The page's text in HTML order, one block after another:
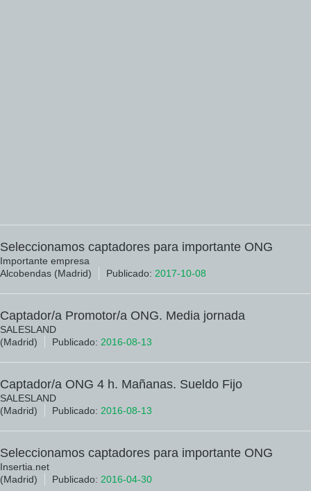
Seleccionamos captadores para importante ONG
Importante empresa
Alcobendas (Madrid)
Publicado: 2017-10-08
Captador/a Promotor/a ONG. Media jornada
SALESLAND
(Madrid)
Publicado: 2016-08-13
Captador/a ONG 4 h. Mañanas. Sueldo Fijo
SALESLAND
(Madrid)
Publicado: 2016-08-13
Seleccionamos captadores para importante ONG
Insertia.net
(Madrid)
Publicado: 2016-04-30